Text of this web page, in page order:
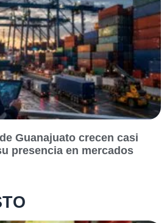
Guanajuato crecen casi
presencia en mercados